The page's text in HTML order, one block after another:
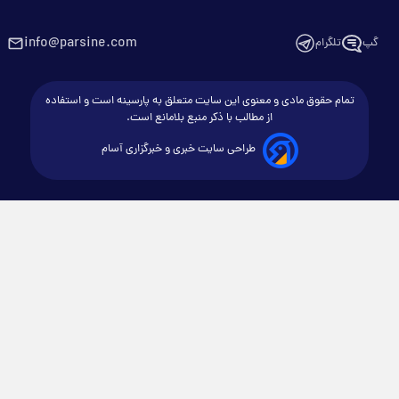
گپ تلگرام info@parsine.com
تمام حقوق مادی و معنوی این سایت متعلق به پارسینه است و استفاده
از مطالب با ذکر منبع بلامانع است.
طراحی سایت خبری و خبرگزاری آسام